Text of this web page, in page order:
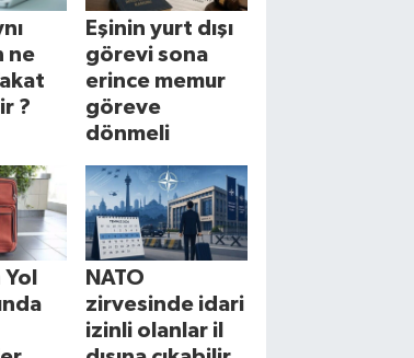
ne
?
Eşinin yurt dışı
görevi sona
erince memur
göreve
dönmeli
NATO
zirvesinde idari
izinli olanlar il